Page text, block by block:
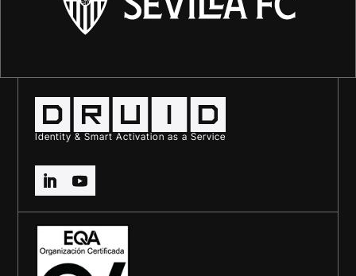
Identity & Smart Activation as a Service